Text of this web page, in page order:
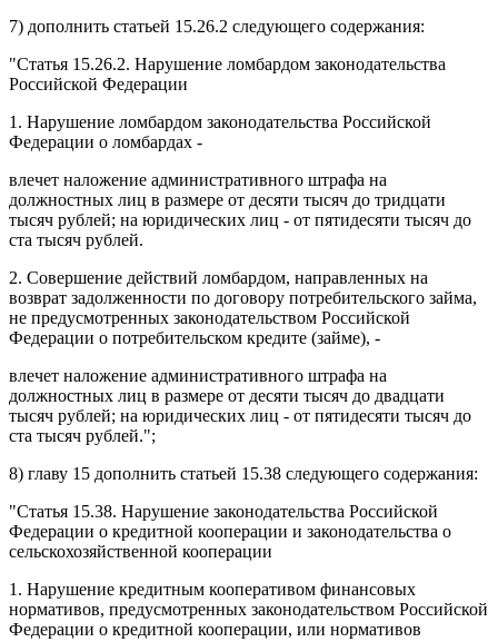
7) дополнить статьей 15.26.2 следующего содержания:
"Статья 15.26.2. Нарушение ломбардом законодательства
Российской Федерации
1. Нарушение ломбардом законодательства Российской
Федерации о ломбардах -
влечет наложение административного штрафа на
должностных лиц в размере от десяти тысяч до тридцати
тысяч рублей; на юридических лиц - от пятидесяти тысяч до
ста тысяч рублей.
2. Совершение действий ломбардом, направленных на
возврат задолженности по договору потребительского займа,
не предусмотренных законодательством Российской
Федерации о потребительском кредите (займе), -
влечет наложение административного штрафа на
должностных лиц в размере от десяти тысяч до двадцати
тысяч рублей; на юридических лиц - от пятидесяти тысяч до
ста тысяч рублей.";
8) главу 15 дополнить статьей 15.38 следующего содержания:
"Статья 15.38. Нарушение законодательства Российской
Федерации о кредитной кооперации и законодательства о
сельскохозяйственной кооперации
1. Нарушение кредитным кооперативом финансовых
нормативов, предусмотренных законодательством Российской
Федерации о кредитной кооперации, или нормативов